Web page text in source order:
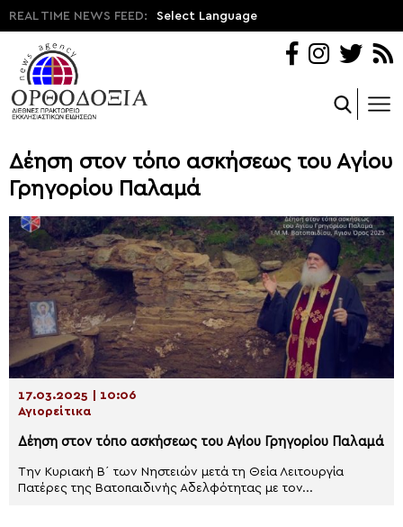
REAL TIME NEWS FEED: Select Language
Δέηση στον τόπο ασκήσεως του Αγίου
Γρηγορίου Παλαμά
17.03.2025 | 10:06
Αγιορείτικα
Δέηση στον τόπο ασκήσεως του Αγίου Γρηγορίου Παλαμά
Την Κυριακή Β΄ των Νηστειών μετά τη Θεία Λειτουργία
Πατέρες της Βατοπαιδινής Αδελφότητας με τον...